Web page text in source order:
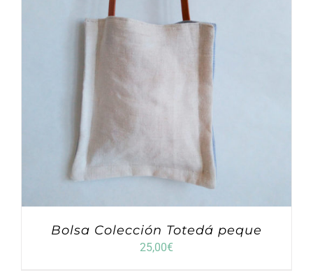
Bolsa Colección Totedá peque
25,00€